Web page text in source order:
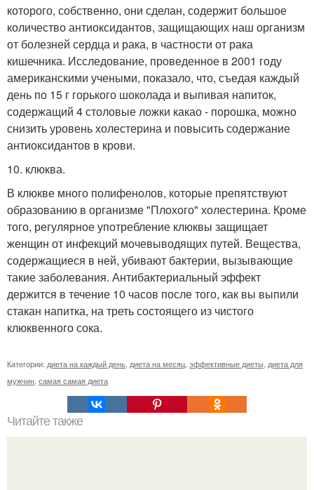
которого, собственно, они сделан, содержит большое
количество антиоксидантов, защищающих наш организм
от болезней сердца и рака, в частности от рака
кишечника. Исследование, проведенное в 2001 году
американскими учеными, показало, что, съедая каждый
день по 15 г горького шоколада и выпивая напиток,
содержащий 4 столовые ложки какао - порошка, можно
снизить уровень холестерина и повысить содержание
антиоксидантов в крови.
10. клюква.
В клюкве много полифенолов, которые препятствуют
образованию в организме "Плохого" холестерина. Кроме
того, регулярное употребление клюквы защищает
женщин от инфекций мочевыводящих путей. Вещества,
содержащиеся в ней, убивают бактерии, вызывающие
такие заболевания. Антибактериальный эффект
держится в течение 10 часов после того, как вы выпили
стакан напитка, на треть состоящего из чистого
клюквенного сока.
Категории: диета на каждый день диета на месяц эффективные диеты диета для
мужчин самая самая диета
Читайте также